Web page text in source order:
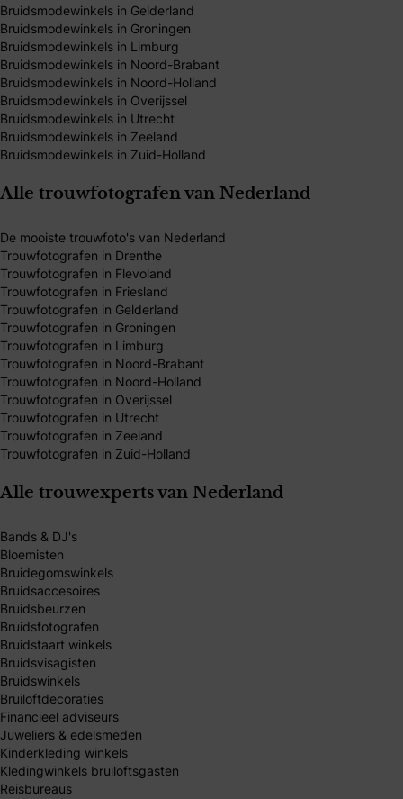
Bruidsmodewinkels in Gelderland
Bruidsmodewinkels in Groningen
Bruidsmodewinkels in Limburg
Bruidsmodewinkels in Noord-Brabant
Bruidsmodewinkels in Noord-Holland
Bruidsmodewinkels in Overijssel
Bruidsmodewinkels in Utrecht
Bruidsmodewinkels in Zeeland
Bruidsmodewinkels in Zuid-Holland
Alle trouwfotografen van Nederland
De mooiste trouwfoto's van Nederland
Trouwfotografen in Drenthe
Trouwfotografen in Flevoland
Trouwfotografen in Friesland
Trouwfotografen in Gelderland
Trouwfotografen in Groningen
Trouwfotografen in Limburg
Trouwfotografen in Noord-Brabant
Trouwfotografen in Noord-Holland
Trouwfotografen in Overijssel
Trouwfotografen in Utrecht
Trouwfotografen in Zeeland
Trouwfotografen in Zuid-Holland
Alle trouwexperts van Nederland
Bands & DJ's
Bloemisten
Bruidegomswinkels
Bruidsaccesoires
Bruidsbeurzen
Bruidsfotografen
Bruidstaart winkels
Bruidsvisagisten
Bruidswinkels
Bruiloftdecoraties
Financieel adviseurs
Juweliers & edelsmeden
Kinderkleding winkels
Kledingwinkels bruiloftsgasten
Reisbureaus